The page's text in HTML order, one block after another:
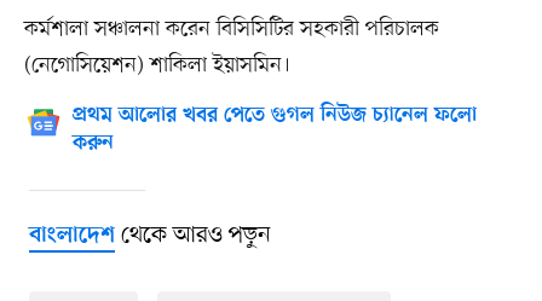
কর্মশালা সঞ্চালনা করেন বিসিসিটির সহকারী পরিচালক
(নেগোসিয়েশন) শাকিলা ইয়াসমিন।
প্রথম আলোর খবর পেতে গুগল নিউজ চ্যানেল ফলো
করুন
বাংলাদেশথেকে আরও পড়ুন